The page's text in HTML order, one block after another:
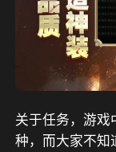
关于任务，游戏
种，而大家不知